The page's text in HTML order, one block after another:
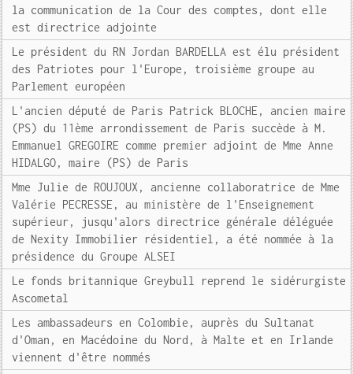
la communication de la Cour des comptes, dont elle
est directrice adjointe
Le président du RN Jordan BARDELLA est élu président
des Patriotes pour l'Europe, troisième groupe au
Parlement européen
L'ancien député de Paris Patrick BLOCHE, ancien maire
(PS) du 11ème arrondissement de Paris succède à M.
Emmanuel GREGOIRE comme premier adjoint de Mme Anne
HIDALGO, maire (PS) de Paris
Mme Julie de ROUJOUX, ancienne collaboratrice de Mme
Valérie PECRESSE, au ministère de l'Enseignement
supérieur, jusqu'alors directrice générale déléguée
de Nexity Immobilier résidentiel, a été nommée à la
présidence du Groupe ALSEI
Le fonds britannique Greybull reprend le sidérurgiste
Ascometal
Les ambassadeurs en Colombie, auprès du Sultanat
d'Oman, en Macédoine du Nord, à Malte et en Irlande
viennent d'être nommés